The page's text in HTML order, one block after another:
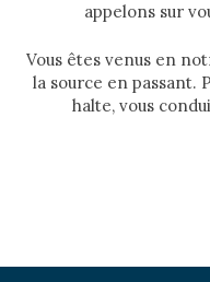
appelons sur
Vous êtes venus en
la source en passant.
halte, vous